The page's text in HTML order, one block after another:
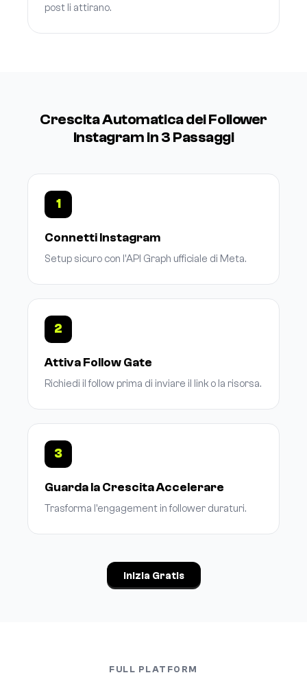
post li attirano.
Crescita Automatica dei Follower
Instagram in 3 Passaggi
1
Connetti Instagram
Setup sicuro con l'API Graph ufficiale di Meta.
2
Attiva Follow Gate
Richiedi il follow prima di inviare il link o la risorsa.
3
Guarda la Crescita Accelerare
Trasforma l'engagement in follower duraturi.
Inizia Gratis
FULL PLATFORM